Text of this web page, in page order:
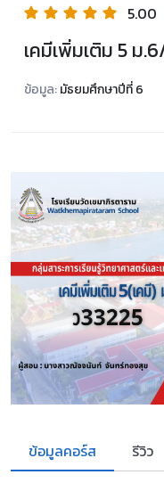
5.00
เคมีเพิ่มเติม 5 ม
ข้อมูล:มัธยมศึกษาปีที่ 6
ข้อมูลคอร์ส รีวิว